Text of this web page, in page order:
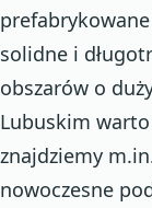
solidne i
obszarów o
Lubuskim
znajdziemy
nowoczesne